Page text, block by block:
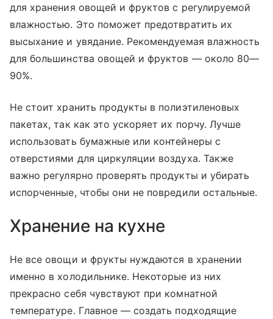
для хранения овощей и фруктов с регулируемой
влажностью. Это поможет предотвратить их
высыхание и увядание. Рекомендуемая влажность
для большинства овощей и фруктов — около 80—
90%.
Не стоит хранить продукты в полиэтиленовых
пакетах, так как это ускоряет их порчу. Лучше
использовать бумажные или контейнеры с
отверстиями для циркуляции воздуха. Также
важно регулярно проверять продукты и убирать
испорченные, чтобы они не повредили остальные.
Хранение на кухне
Не все овощи и фрукты нуждаются в хранении
именно в холодильнике. Некоторые из них
прекрасно себя чувствуют при комнатной
температуре. Главное — создать подходящие